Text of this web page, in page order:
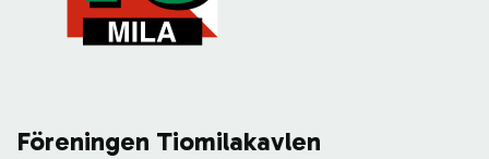
Föreningen Tiomilakavlen